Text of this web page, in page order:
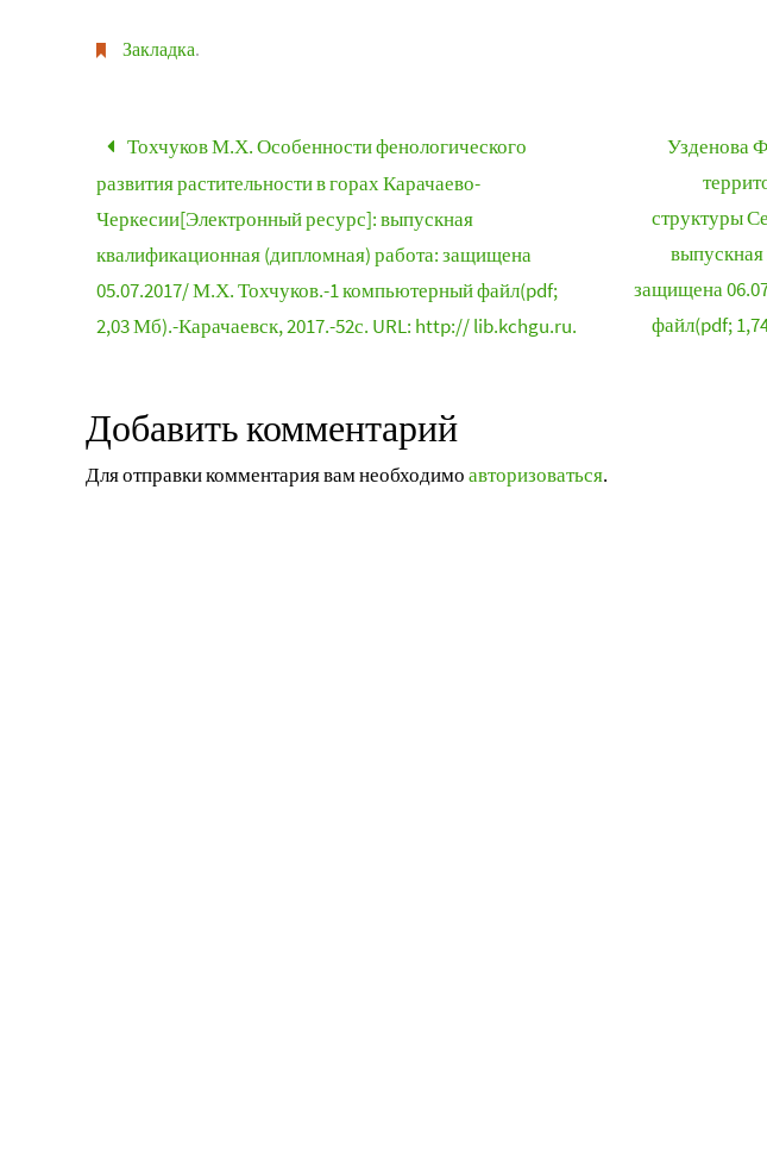
Закладка.
Тохчуков М.Х. Особенности фенологического
развития растительности в горах Карачаево-
Черкесии[Электронный ресурс]: выпускная
квалификационная (дипломная) работа: защищена
05.07.2017/ М.Х. Тохчуков.-1 компьютерный файл(pdf;
2,03 Мб).-Карачаевск, 2017.-52с. URL: http:// lib.kchgu.ru.
Узденова
структуры
защищена
файл(pdf;
Добавить комментарий
Для отправки комментария вам необходимоавторизоваться.